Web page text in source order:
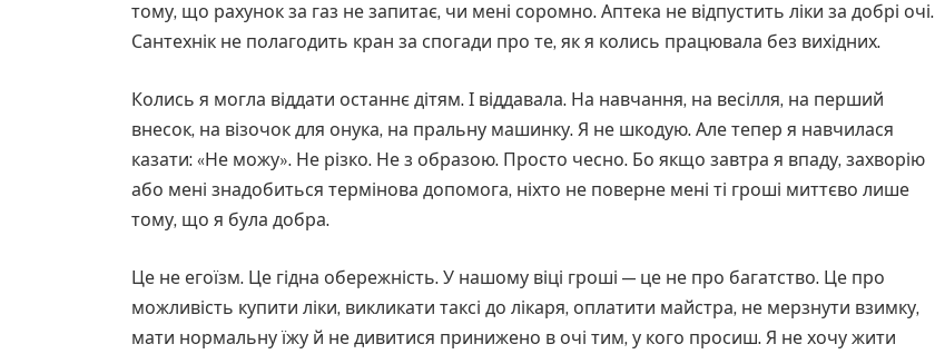
тому, що рахунок за газ не запитає, чи мені соромно. Аптека не відпустить ліки за добрі очі.
Сантехнік не полагодить кран за спогади про те, як я колись працювала без вихідних.
Колись я могла віддати останнє дітям. І віддавала. На навчання, на весілля, на перший
внесок, на візочок для онука, на пральну машинку. Я не шкодую. Але тепер я навчилася
казати: «Не можу». Не різко. Не з образою. Просто чесно. Бо якщо завтра я впаду, захворію
або мені знадобиться термінова допомога, ніхто не поверне мені ті гроші миттєво лише
тому, що я була добра.
Це не егоїзм. Це гідна обережність. У нашому віці гроші — це не про багатство. Це про
можливість купити ліки, викликати таксі до лікаря, оплатити майстра, не мерзнути взимку,
мати нормальну їжу й не дивитися принижено в очі тим, у кого просиш. Я не хочу жити